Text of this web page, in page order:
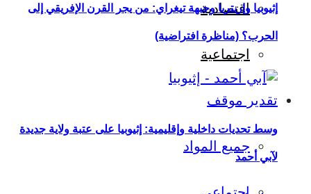
اقتصادية
اجتماعية
تقدير موقف
جميع المواد
إثيوبيا وإريتريا وجبهة تيغراي: من يجر القرن الإفريقي إلى
الحرب؟ (مناظرة افتراضية)
وسط تحديات داخلية وإقليمية: إثيوبيا على عتبة ولاية جديدة
لآبي أحمد